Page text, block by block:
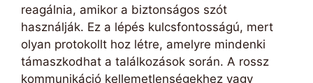
reagálnia, amikor a biztonságos szót
használják. Ez a lépés kulcsfontosságú, mert
olyan protokollt hoz létre, amelyre mindenki
támaszkodhat a találkozások során. A rossz
kommunikáció kellemetlenségekhez vagy